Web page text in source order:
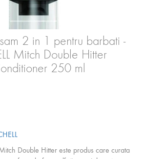
2 in 1 pentru barbati -
Mitch Double Hitter
250 ml
Double Hitter este produs care curata